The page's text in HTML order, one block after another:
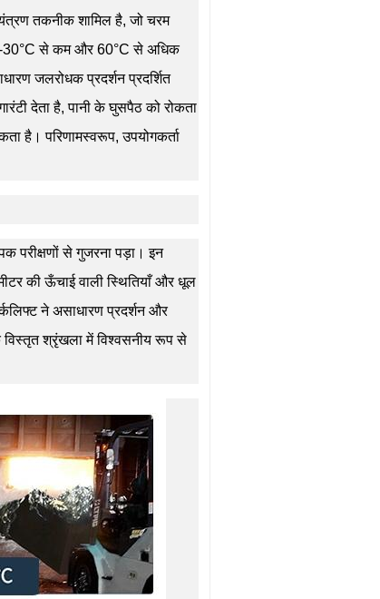
तकनीक शामिल है, जो चरम
-30°C से कम और 60°C से अधिक
जलरोधक प्रदर्शन प्रदर्शित
देता है, पानी के घुसपैठ को रोकता
है। परिणामस्वरूप, उपयोगकर्ता
परीक्षणों से गुजरना पड़ा। इन
की ऊँचाई वाली स्थितियाँ और धूल
ने असाधारण प्रदर्शन और
विस्तृत श्रृंखला में विश्वसनीय रूप से